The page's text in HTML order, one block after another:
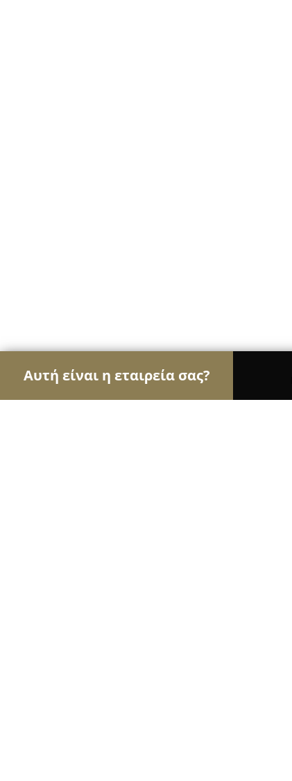
Αυτή είναι η εταιρεία σας?